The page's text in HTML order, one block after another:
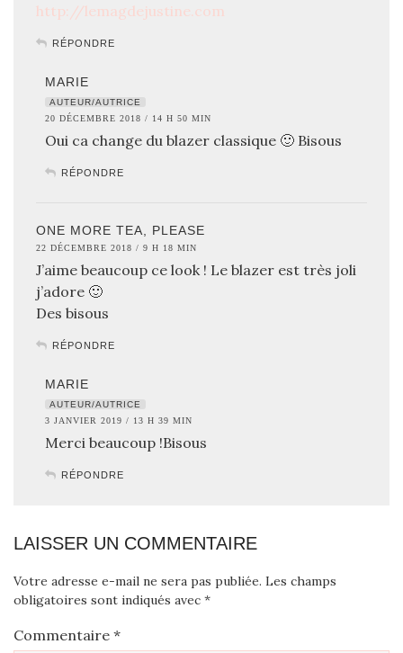
http://lemagdejustine.com
RÉPONDRE
MARIE
AUTEUR/AUTRICE
20 DÉCEMBRE 2018 / 14 H 50 MIN
Oui ca change du blazer classique 🙂 Bisous
RÉPONDRE
ONE MORE TEA, PLEASE
22 DÉCEMBRE 2018 / 9 H 18 MIN
J’aime beaucoup ce look ! Le blazer est très joli
j’adore 🙂
Des bisous
RÉPONDRE
MARIE
AUTEUR/AUTRICE
3 JANVIER 2019 / 13 H 39 MIN
Merci beaucoup !Bisous
RÉPONDRE
LAISSER UN COMMENTAIRE
Votre adresse e-mail ne sera pas publiée. Les champs
obligatoires sont indiqués avec *
Commentaire *